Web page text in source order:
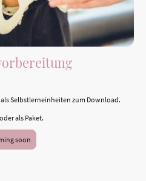
Selbstlerneinheiten zum Download.
als Paket.
soon